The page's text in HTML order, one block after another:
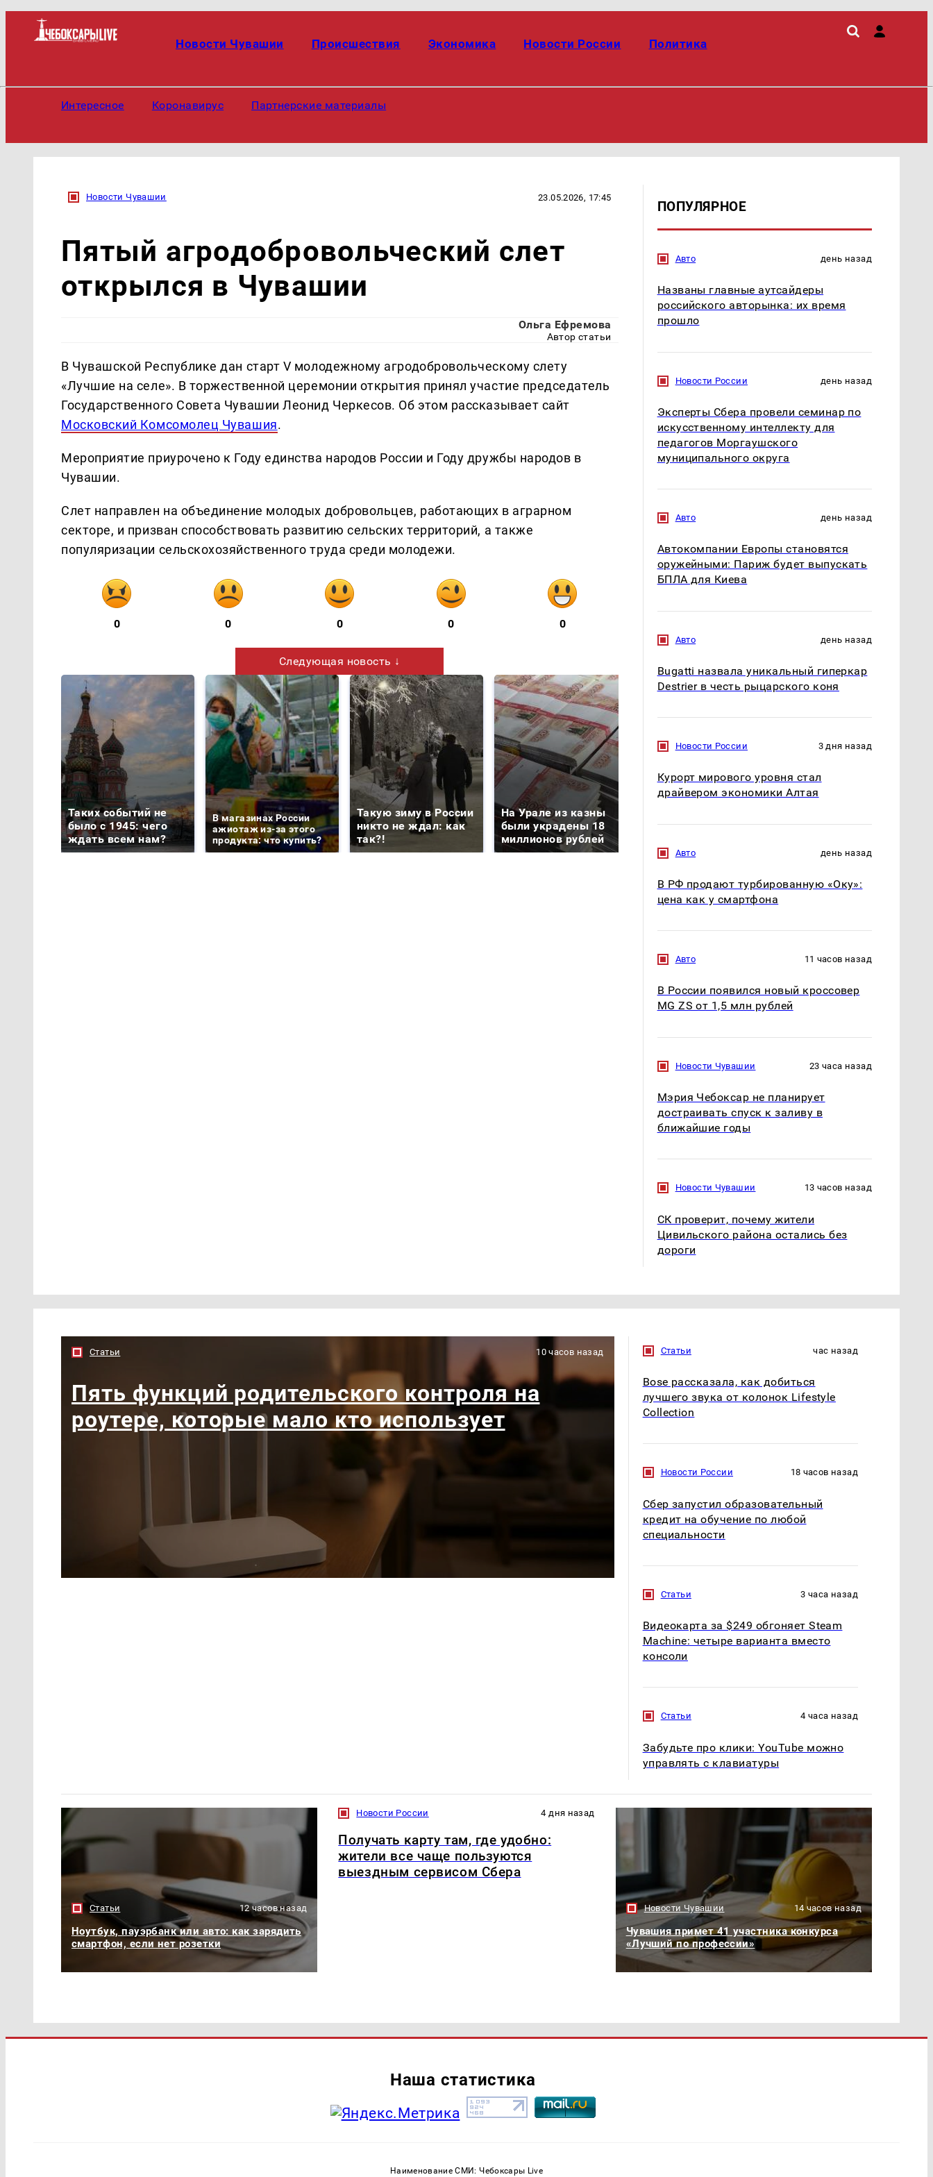
Новости Чувашии Происшествия Экономика Новости России Политика
Интересное Коронавирус Партнерские материалы
Новости Чувашии 23.05.2026, 17:45
Пятый агродобровольческий слет
открылся в Чувашии
Ольга Ефремова
Автор статьи
В Чувашской Республике дан старт V молодежному агродобровольческому слету
«Лучшие на селе». В торжественной церемонии открытия принял участие председатель
Государственного Совета Чувашии Леонид Черкесов. Об этом рассказывает сайт
Московский Комсомолец Чувашия.
Мероприятие приурочено к Году единства народов России и Году дружбы народов в
Чувашии.
Слет направлен на объединение молодых добровольцев, работающих в аграрном
секторе, и призван способствовать развитию сельских территорий, а также
популяризации сельскохозяйственного труда среди молодежи.
0 0 0 0 0
Следующая новость ↓
Таких событий не
было с 1945: чего
ждать всем нам?
В магазинах России
ажиотаж из-за этого
продукта: что купить?
Такую зиму в России
никто не ждал: как
так?!
На Урале из казны
были украдены 18
миллионов рублей
готовую еду из
ПОПУЛЯРНОЕ
Авто день назад
Названы главные аутсайдеры
российского авторынка: их время
прошло
Новости России день назад
Эксперты Сбера провели семинар по
искусственному интеллекту для
педагогов Моргаушского
муниципального округа
Авто день назад
Автокомпании Европы становятся
оружейными: Париж будет выпускать
БПЛА для Киева
Авто день назад
Bugatti назвала уникальный гиперкар
Destrier в честь рыцарского коня
Новости России 3 дня назад
Курорт мирового уровня стал
драйвером экономики Алтая
Авто день назад
В РФ продают турбированную «Оку»:
цена как у смартфона
Авто 11 часов назад
В России появился новый кроссовер
MG ZS от 1,5 млн рублей
Новости Чувашии 23 часа назад
Мэрия Чебоксар не планирует
достраивать спуск к заливу в
ближайшие годы
Новости Чувашии 13 часов назад
СК проверит, почему жители
Цивильского района остались без
дороги
Статьи 10 часов назад
Пять функций родительского контроля на
роутере, которые мало кто использует
Статьи час назад
Bose рассказала, как добиться
лучшего звука от колонок Lifestyle
Collection
Новости России 18 часов назад
Сбер запустил образовательный
кредит на обучение по любой
специальности
Статьи 3 часа назад
Видеокарта за $249 обгоняет Steam
Machine: четыре варианта вместо
консоли
Статьи 4 часа назад
Забудьте про клики: YouTube можно
управлять с клавиатуры
Статьи 12 часов назад
Ноутбук, пауэрбанк или авто: как зарядить
смартфон, если нет розетки
Новости России 4 дня назад
Получать карту там, где удобно:
жители все чаще пользуются
выездным сервисом Сбера
Новости Чувашии 14 часов назад
Чувашия примет 41 участника конкурса
«Лучший по профессии»
Наша статистика
Наименование СМИ: Чебоксары Live